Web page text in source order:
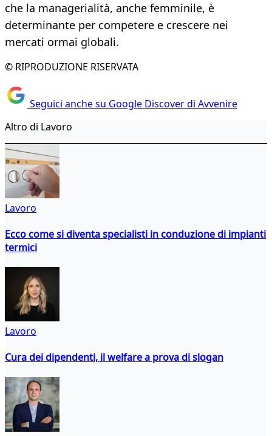
che la managerialità, anche femminile, è
determinante per competere e crescere nei
mercati ormai globali.
© RIPRODUZIONE RISERVATA
Seguici anche su Google Discover di Avvenire
Altro di Lavoro
Lavoro
Ecco come si diventa specialisti in conduzione di impianti
termici
Lavoro
Cura dei dipendenti, il welfare a prova di slogan